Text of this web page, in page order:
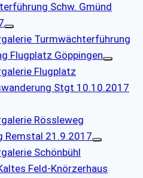
Schw. Gmünd
Turmwächterführung
Flugplatz Göppingen
Flugplatz
Stgt 10.10.2017
Rössleweg
Remstal 21.9.2017
Schönbühl
Feld-Knörzerhaus